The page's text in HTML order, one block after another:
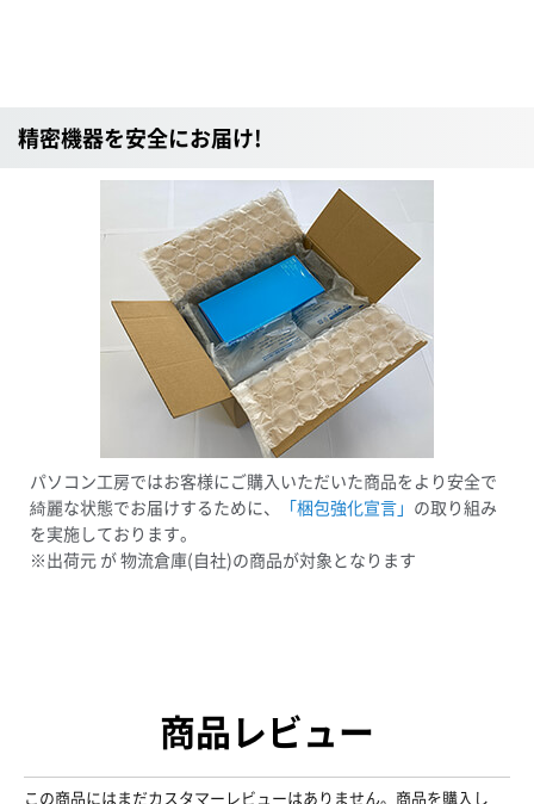
精密機器を安全にお届け!
パソコン工房ではお客様にご購入いただいた商品をより安全で
綺麗な状態でお届けするために、
「梱包強化宣言」 の取り組み
を実施しております。
※出荷元 が 物流倉庫(自社)の商品が対象となります
商品レビュー
この商品にはまだカスタマーレビューはありません。商品を購入し